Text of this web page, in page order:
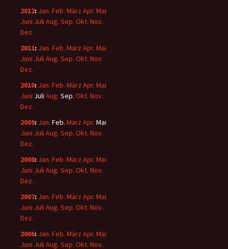
2012: Jan. Feb. März Apr. Mai
Juni Juli Aug. Sep. Okt. Nov.
Dez.
2011: Jan. Feb. März Apr. Mai
Juni Juli Aug. Sep. Okt. Nov.
Dez.
2010: Jan. Feb. März Apr. Mai
Juni Juli Aug. Sep. Okt. Nov.
Dez.
2009: Jan. Feb. März Apr. Mai
Juni Juli Aug. Sep. Okt. Nov.
Dez.
2008: Jan. Feb. März Apr. Mai
Juni Juli Aug. Sep. Okt. Nov.
Dez.
2007: Jan. Feb. März Apr. Mai
Juni Juli Aug. Sep. Okt. Nov.
Dez.
2006: Jan. Feb. März Apr. Mai
Juni Juli Aug. Sep. Okt. Nov.